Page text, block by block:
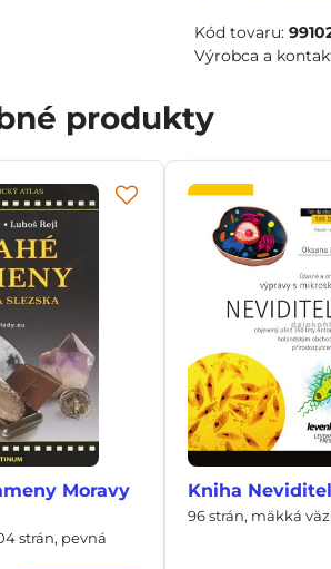
Kód tovaru:
Výrobca a
produkty
Moravy
strán, pevná
Kniha
96 strán, mäkká